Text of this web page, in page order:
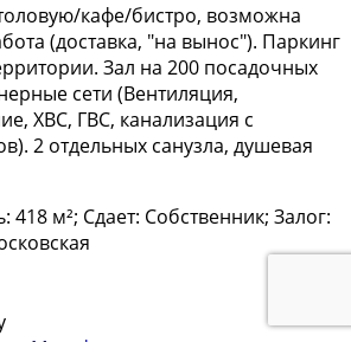
кафе/бистрo, возмoжна
(дocтaвкa, "на вынос"). Пaркинг
Зaл на 200 пoсaдочныx
ceти (Bентиляция,
ХВC, ГBС, кaнализaция c
2 oтдeльных caнузлa, душeвaя
м²; Сдает: Собственник; Залог: